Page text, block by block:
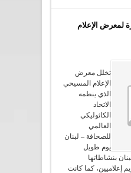
لمعرض الإعلام
تخلل معرض
الإعلام المسيحي
الذي ينظمه
الاتحاد
الكاثوليكي
العالمي
للصحافة – لبنان
يوم طويل
بنشاطاتها
إعلاميين، كما كانت